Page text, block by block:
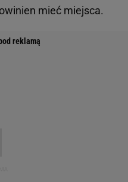
mieć miejsca.